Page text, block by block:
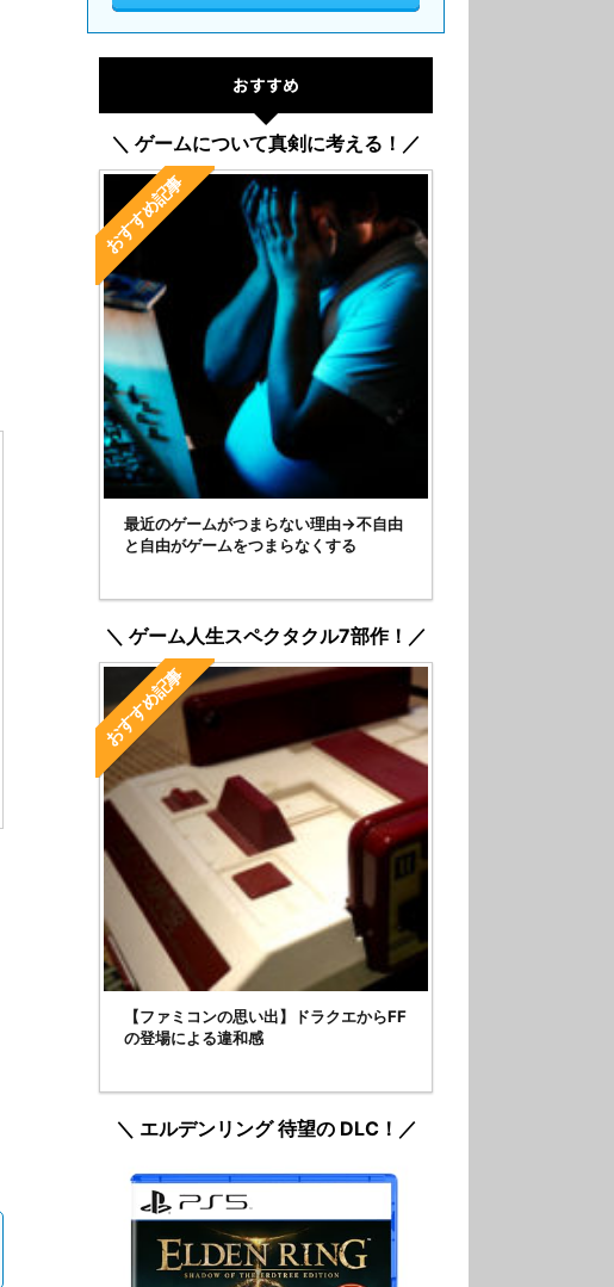
おすすめ
＼ ゲームについて真剣に考える！／
おすすめ記事
最近のゲームがつまらない理由→不自由
と自由がゲームをつまらなくする
＼ ゲーム人生スペクタクル7部作！／
おすすめ記事
【ファミコンの思い出】ドラクエからFF
の登場による違和感
＼ エルデンリング 待望の DLC！／